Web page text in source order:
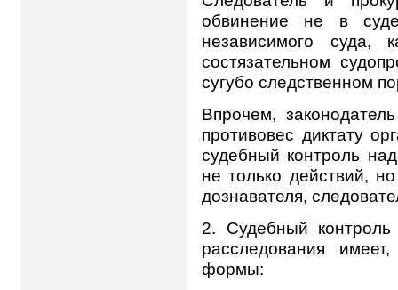
обвинение не в
независимого суда,
состязательном
сугубо следственном
Впрочем,
противовес диктату
судебный контроль
не только действий,
дознавателя,
2. Судебный контроль
расследования
формы: